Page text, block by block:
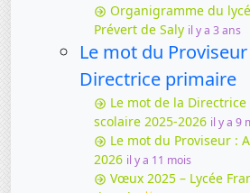
Organigramme du
Prévert de Saly il y a 3 ans
Le mot du
Directrice primaire
Le mot de la
scolaire 2025-2026 il y a 9
Le mot du Proviseur :
2026 il y a 11 mois
Vœux 2025 – Lycée